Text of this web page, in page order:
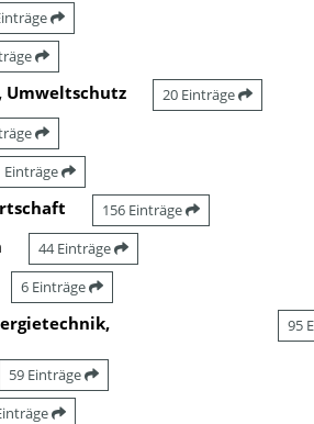
Umweltschutz 20 Einträge
Einträge
156 Einträge
44 Einträge
6 Einträge
95
59 Einträge